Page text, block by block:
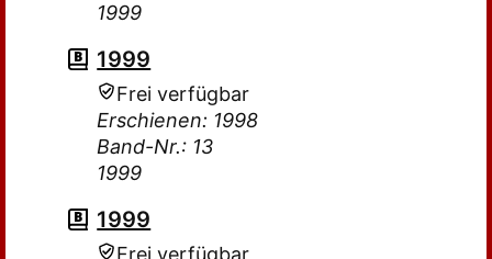
1999
1999
Frei verfügbar
Erschienen: 1998
Band-Nr.: 13
1999
1999
Frei verfügbar